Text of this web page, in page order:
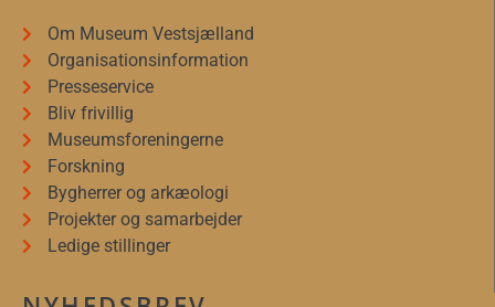
Om Museum Vestsjælland
Organisationsinformation
Presseservice
Bliv frivillig
Museumsforeningerne
Forskning
Bygherrer og arkæologi
Projekter og samarbejder
Ledige stillinger